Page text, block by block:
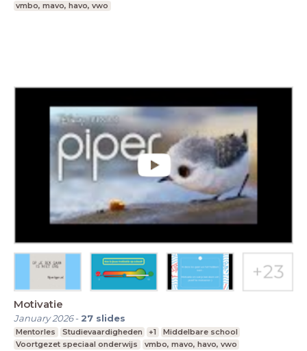
vmbo, mavo, havo, vwo
Motivatie
January 2026- 27 slides
Mentorles Studievaardigheden +1
Middelbare school
Voortgezet speciaal onderwijs
vmbo, mavo, havo, vwo